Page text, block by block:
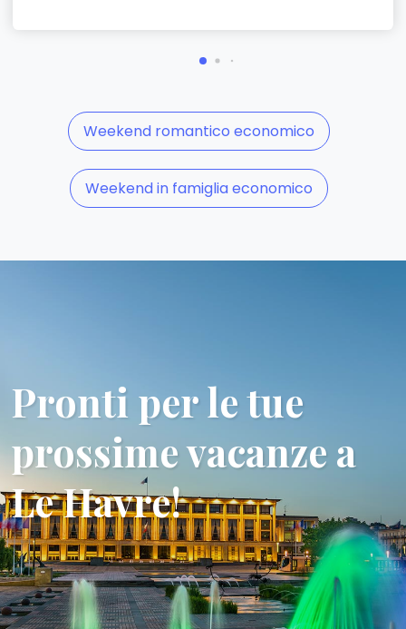
Weekend romantico economico
Weekend in famiglia economico
Pronti per le tue
prossime vacanze a
Le Havre!